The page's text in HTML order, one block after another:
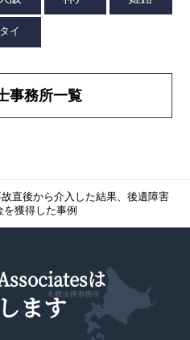
事務所一覧
直後から介入した結果、後遺障害
獲得した事例
は
ます